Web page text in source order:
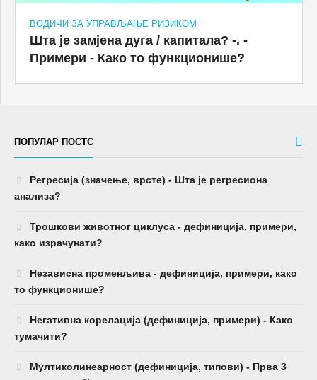
ВОДИЧИ ЗА УПРАВЉАЊЕ РИЗИКОМ
Шта је замјена дуга / капитала? -. -
Примери - Како то функционише?
ПОПУЛАР ПОСТС
Регресија (значење, врсте) - Шта је регресиона
анализа?
Трошкови животног циклуса - дефиниција, примери,
како израчунати?
Независна променљива - дефиниција, примери, како
то функционише?
Негативна корелација (дефиниција, примери) - Како
тумачити?
Мултиколинеарност (дефиниција, типови) - Прва 3